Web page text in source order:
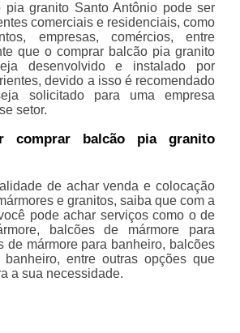
pia granito Santo Antônio pode ser
comerciais e residenciais, como
empresas, comércios, entre
que o comprar balcão pia granito
desenvolvido e instalado por
devido a isso é recomendado
solicitado para uma empresa
setor.
comprar balcão pia granito
de achar venda e colocação
e granitos, saiba que com a
pode achar serviços como o de
balcões de mármore para
de mármore para banheiro, balcões
entre outras opções que
a sua necessidade.